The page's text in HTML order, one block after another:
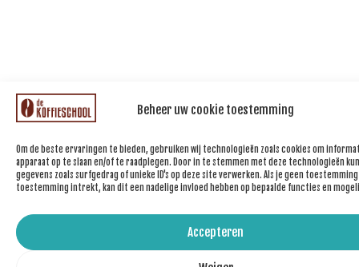
Beheer uw cookie toestemming
Om de beste ervaringen te bieden, gebruiken wij technologieën zoals cookies om
apparaat op te slaan en/of te raadplegen. Door in te stemmen met deze technologieën
gegevens zoals surfgedrag of unieke ID's op deze site verwerken. Als je geen
toestemming intrekt, kan dit een nadelige invloed hebben op bepaalde functies en
Accepteren